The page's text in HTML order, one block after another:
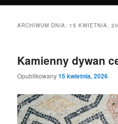
ARCHIWUM DNIA: 15 KWIETNIA,
Kamienny dywan
Opublikowany15 kwietnia, 2026